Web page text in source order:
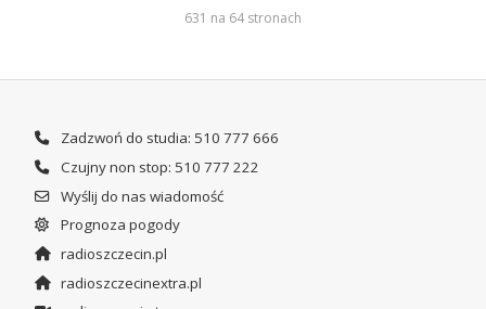
631 na 64 stronach
Zadzwoń do studia: 510 777 666
Czujny non stop: 510 777 222
Wyślij do nas wiadomość
Prognoza pogody
radioszczecin.pl
radioszczecinextra.pl